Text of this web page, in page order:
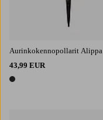
Aurinkokennopollarit Alippa
43,99 EUR
1 väri